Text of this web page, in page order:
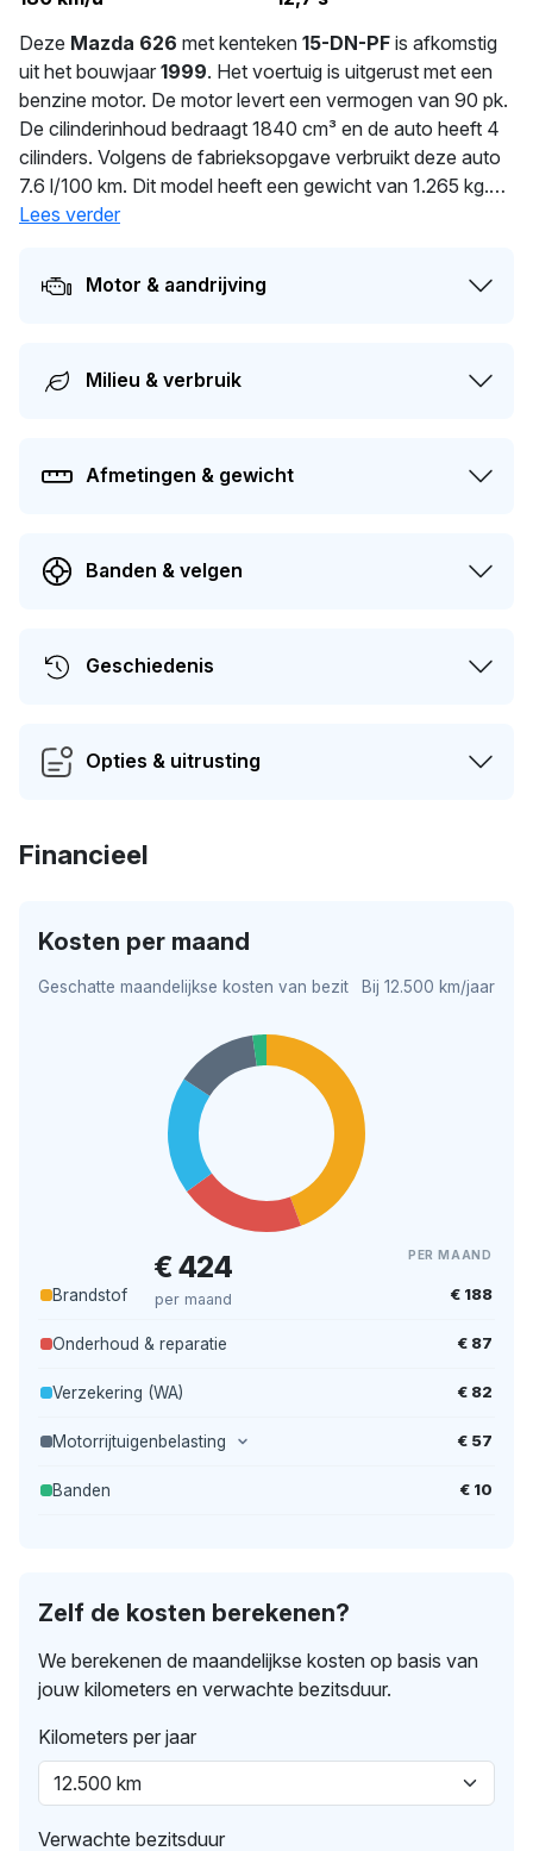
Deze Mazda 626 met kenteken 15-DN-PF is afkomstig
uit het bouwjaar 1999. Het voertuig is uitgerust met een
benzine motor. De motor levert een vermogen van 90 pk.
De cilinderinhoud bedraagt 1840 cm³ en de auto heeft 4
cilinders. Volgens de fabrieksopgave verbruikt deze auto
7.6 l/100 km. Dit model heeft een gewicht van 1.265 kg.
De laatste tenaamstelling van deze auto vond plaats in
gekeurd worden. Dit voertuig heeft 1 eigenaren gehad in
het verleden.
Lees verder
Motor & aandrijving
Milieu & verbruik
Afmetingen & gewicht
Banden & velgen
Geschiedenis
Opties & uitrusting
Financieel
Kosten per maand
Geschatte maandelijkse kosten van bezit Bij 12.500 km/jaar
€ 424
per maand
PER MAAND
Brandstof € 188
Onderhoud & reparatie € 87
Verzekering (WA) € 82
Motorrijtuigenbelasting € 57
Banden € 10
Zelf de kosten berekenen?
We berekenen de maandelijkse kosten op basis van
jouw kilometers en verwachte bezitsduur.
Kilometers per jaar
Verwachte bezitsduur